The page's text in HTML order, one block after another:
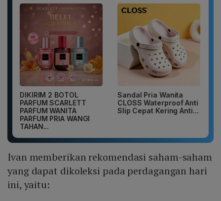
DIKIRIM 2 BOTOL
PARFUM SCARLETT
PARFUM WANITA
PARFUM PRIA WANGI
TAHAN...
Sandal Pria Wanita
CLOSS Waterproof Anti
Slip Cepat Kering Anti...
Ivan memberikan rekomendasi saham-saham
yang dapat dikoleksi pada perdagangan hari
ini, yaitu: